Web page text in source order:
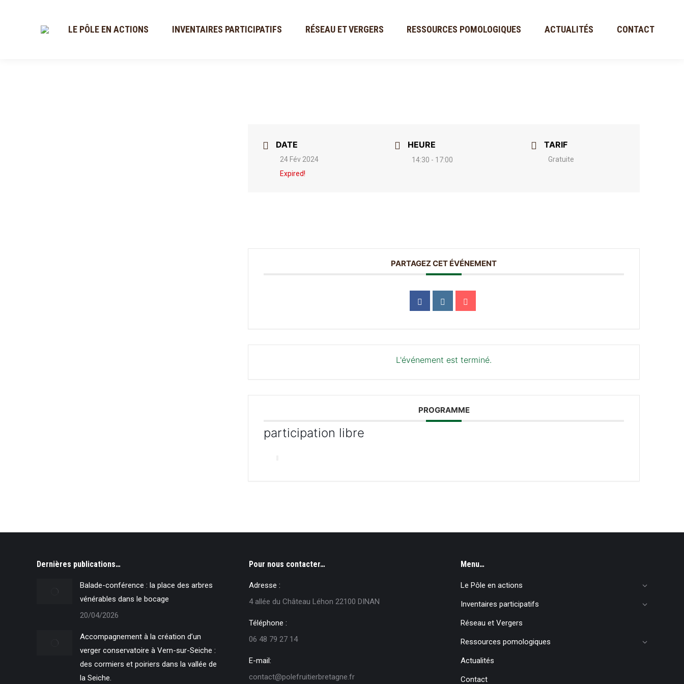
LE PÔLE EN ACTIONS INVENTAIRES PARTICIPATIFS RÉSEAU ET VERGERS RESSOURCES POMOLOGIQUES ACTUALITÉS CONTACT
DATE
24 Fév 2024
Expired!
HEURE
14:30 - 17:00
TARIF
Gratuite
PARTAGEZ CET ÉVÉNEMENT
L'événement est terminé.
PROGRAMME
participation libre
Dernières publications…
Balade-conférence : la place des arbres
vénérables dans le bocage
20/04/2026
Accompagnement à la création d’un
verger conservatoire à Vern-sur-Seiche :
des cormiers et poiriers dans la vallée de
la Seiche.
Pour nous contacter…
Adresse :
4 allée du Château Léhon 22100 DINAN
Téléphone :
06 48 79 27 14
E-mail:
contact@polefruitierbretagne.fr
Menu…
Le Pôle en actions
Inventaires participatifs
Réseau et Vergers
Ressources pomologiques
Actualités
Contact